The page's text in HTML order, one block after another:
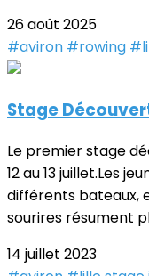
26 août 2025
#aviron #rowing
Stage
Le premier stage
12 au 13 juillet.Les
différents bateaux,
sourires résument
14 juillet 2023